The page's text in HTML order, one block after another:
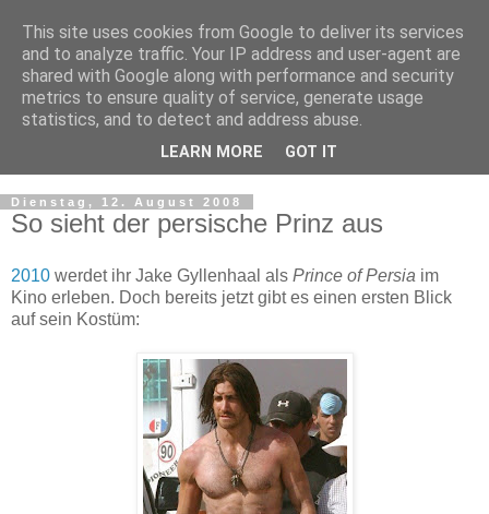
Dienstag, 12. August 2008
So sieht der persische Prinz aus
2010 werdet ihr Jake Gyllenhaal als Prince of Persia im
Kino erleben. Doch bereits jetzt gibt es einen ersten Blick
auf sein Kostüm:
This site uses cookies from Google to deliver its services
and to analyze traffic. Your IP address and user-agent are
shared with Google along with performance and security
metrics to ensure quality of service, generate usage
statistics, and to detect and address abuse.
LEARN MORE GOT IT